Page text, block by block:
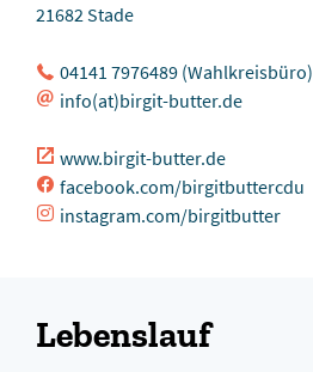
21682 Stade
04141 7976489 (Wahlkreisbüro)
info(at)birgit-butter.de
www.birgit-butter.de
facebook.com/birgitbuttercdu
instagram.com/birgitbutter
Lebenslauf